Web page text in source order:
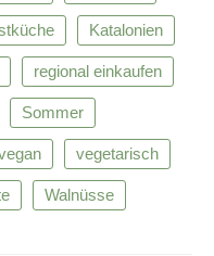
Katalonien
regional einkaufen
Sommer
vegetarisch
Walnüsse